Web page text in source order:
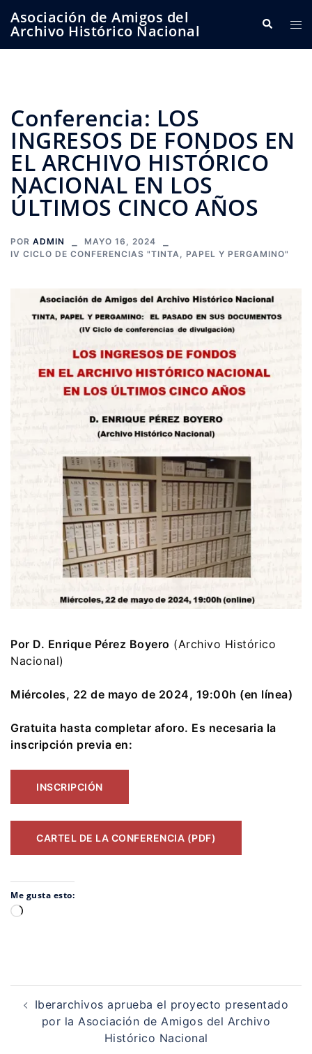
Asociación de Amigos del
Archivo Histórico Nacional Buscar
Conferencia: LOS
INGRESOS DE FONDOS EN
EL ARCHIVO HISTÓRICO
NACIONAL EN LOS
ÚLTIMOS CINCO AÑOS
POR ADMIN
MAYO 16, 2024
IV CICLO DE CONFERENCIAS "TINTA, PAPEL Y PERGAMINO"
Por D. Enrique Pérez Boyero (Archivo Histórico
Nacional)
Miércoles, 22 de mayo de 2024, 19:00h (en línea)
Gratuita hasta completar aforo. Es necesaria la
inscripción previa en:
INSCRIPCIÓN
CARTEL DE LA CONFERENCIA (PDF)
Me gusta esto:
Cargando...
Navegación
de
entradas
Iberarchivos aprueba el proyecto presentado
por la Asociación de Amigos del Archivo
Histórico Nacional